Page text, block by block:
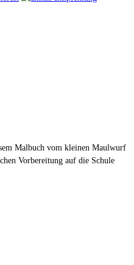
Malbuch vom kleinen Maulwurf
Vorbereitung auf die Schule